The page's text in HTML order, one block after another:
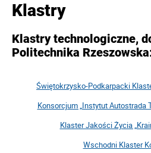
Klastry
Klastry technologiczne,
Politechnika
Świętokrzysko-Podkarpacki
Konsorcjum „Instytut Autostrada
Klaster Jakości Życia
Wschodni Klaster